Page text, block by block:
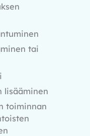
tai
lisääminen
toiminnan